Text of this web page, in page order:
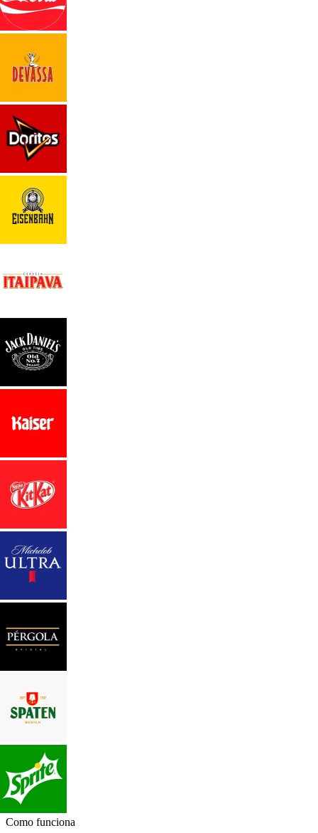
Como funciona